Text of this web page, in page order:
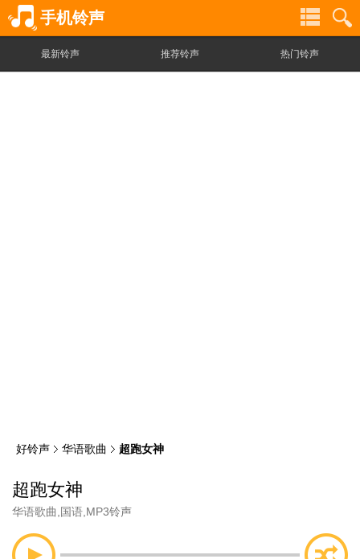
手机铃声
最新铃声 推荐铃声 热门铃声
好铃声 华语歌曲 超跑女神
超跑女神
华语歌曲 国语 MP3铃声